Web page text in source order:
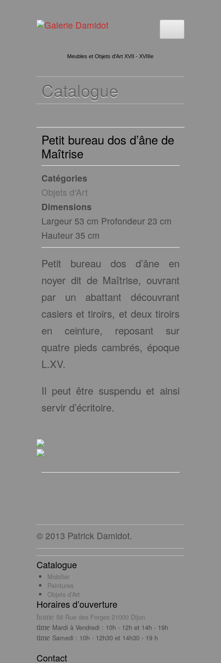
Meubles et Objets d'Art XVII - XVIIIe
Catalogue
Petit bureau dos d’âne de
Maîtrise
Catégories
Objets d'Art
Dimensions
Largeur 53 cm Profondeur 23 cm
Hauteur 35 cm
Petit bureau dos d’âne en
noyer dit de Maîtrise, ouvrant
par un abattant découvrant
casiers et tiroirs, et deux tiroirs
en ceinture, reposant sur
quatre pieds cambrés, époque
L.XV.
Il peut être suspendu et ainsi
servir d’écritoire.
© 2013 Patrick Damidot.
Catalogue
Mobilier
Peintures
Objets d’Art
Horaires d’ouverture
56 Rue des Forges 21000 Dijon
Mardi à Vendredi : 10h - 12h et 14h - 19h
Samedi : 10h - 12h30 et 14h30 - 19 h
Contact